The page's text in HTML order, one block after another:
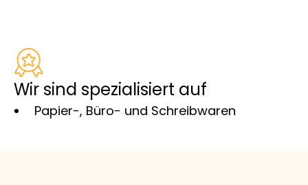
Wir sind spezialisiert auf
Papier-, Büro- und Schreibwaren